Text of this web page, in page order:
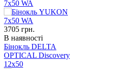
7x50 WA
3705 грн.
В наявності
Бінокль DELTA
OPTICAL Discovery
12x50